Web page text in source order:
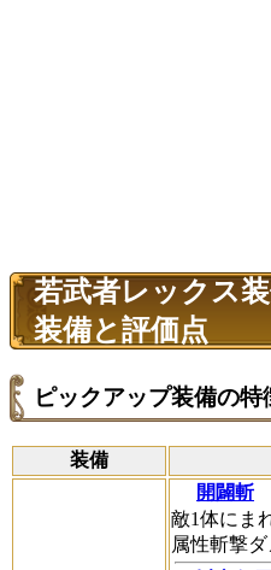
若武者レックス
装備と評価点
ピックアップ装備の特
装備
開闢斬
敵1体にま
属性斬撃